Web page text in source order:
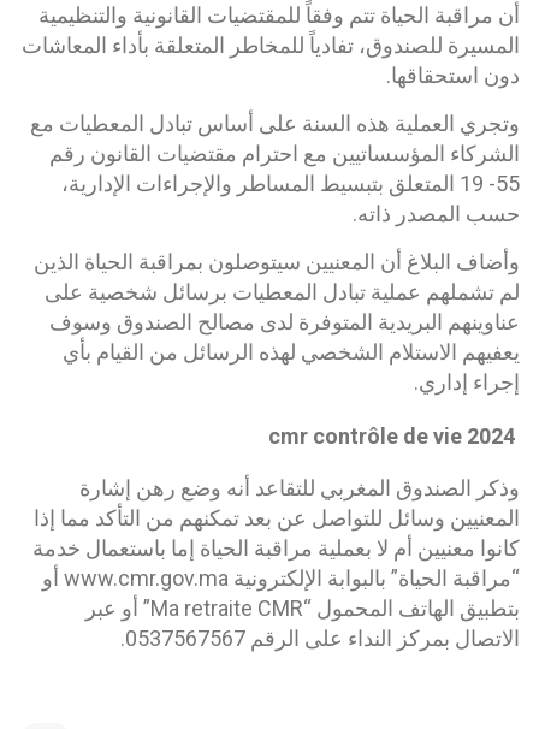
أن مراقبة الحياة تتم وفقاً للمقتضيات القانونية والتنظيمية
المسيرة للصندوق، تفادياً للمخاطر المتعلقة بأداء المعاشات
دون استحقاقها.
وتجري العملية هذه السنة على أساس تبادل المعطيات مع
الشركاء المؤسساتيين مع احترام مقتضيات القانون رقم
55- 19 المتعلق بتبسيط المساطر والإجراءات الإدارية،
حسب المصدر ذاته.
وأضاف البلاغ أن المعنيين سيتوصلون بمراقبة الحياة الذين
لم تشملهم عملية تبادل المعطيات برسائل شخصية على
عناوينهم البريدية المتوفرة لدى مصالح الصندوق وسوف
يعفيهم الاستلام الشخصي لهذه الرسائل من القيام بأي
إجراء إداري.
وذكر الصندوق المغربي للتقاعد أنه وضع رهن إشارة
المعنيين وسائل للتواصل عن بعد تمكنهم من التأكد مما إذا
كانوا معنيين أم لا بعملية مراقبة الحياة إما باستعمال خدمة
“مراقبة الحياة” بالبوابة الإلكترونية www.cmr.gov.ma أو
بتطبيق الهاتف المحمول “Ma retraite CMR” أو عبر
الاتصال بمركز النداء على الرقم 0537567567.